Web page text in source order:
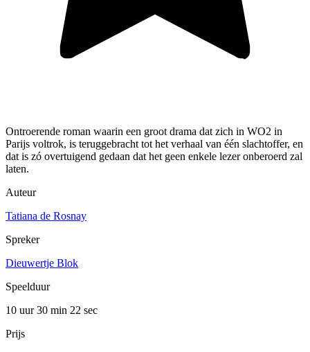
Ontroerende roman waarin een groot drama dat zich in WO2 in
Parijs voltrok, is teruggebracht tot het verhaal van één slachtoffer, en
dat is zó overtuigend gedaan dat het geen enkele lezer onberoerd zal
laten.
Auteur
Tatiana de Rosnay
Spreker
Dieuwertje Blok
Speelduur
10 uur 30 min 22 sec
Prijs